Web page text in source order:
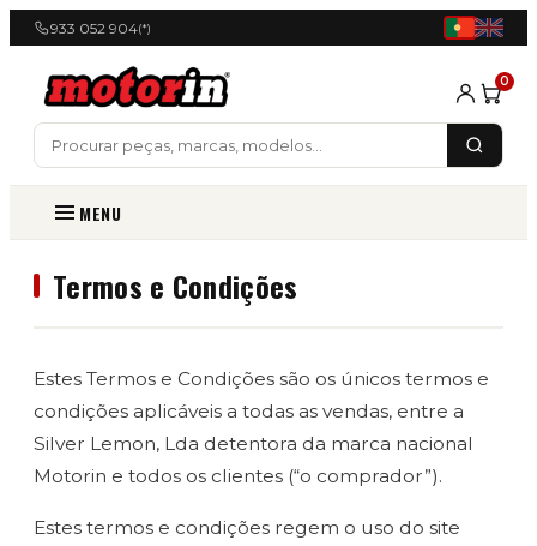
933 052 904(*)
0
MENU
Termos e Condições
Estes Termos e Condições são os únicos termos e
condições aplicáveis a todas as vendas, entre a
Silver Lemon, Lda detentora da marca nacional
Motorin e todos os clientes (“o comprador”).
Estes termos e condições regem o uso do site